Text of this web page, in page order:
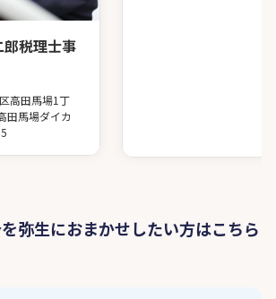
税理士事
高田馬場1丁
田馬場ダイカ
弥生におまかせしたい方はこちら